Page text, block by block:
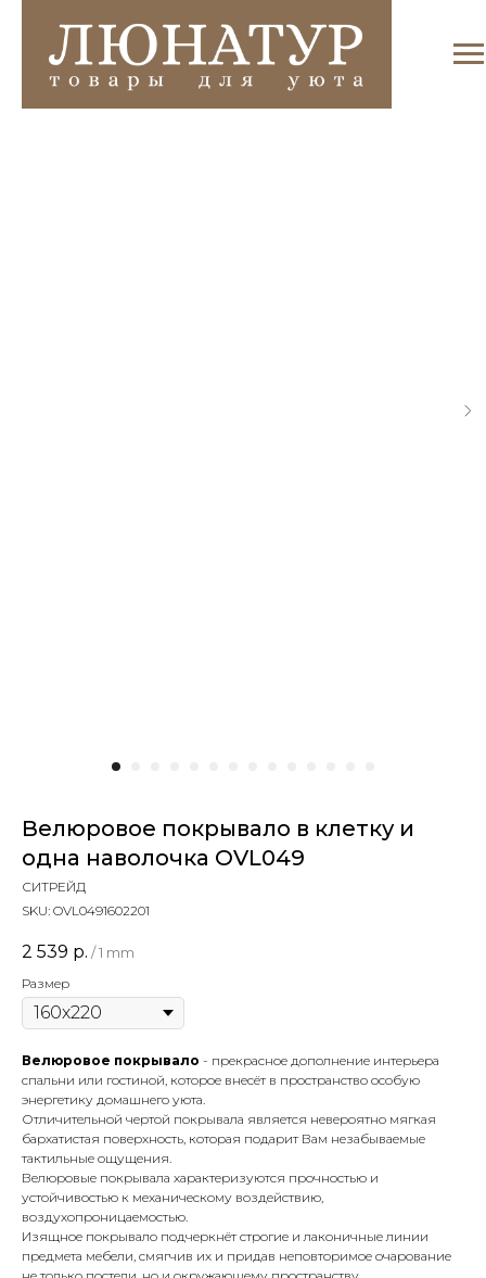
Велюровое покрывало в клетку и
одна наволочка OVL049
СИТРЕЙД
SKU: OVL0491602201
2 539 р. / 1 mm
Размер
Велюровое покрывало - прекрасное дополнение интерьера
спальни или гостиной, которое внесёт в пространство особую
энергетику домашнего уюта.
Отличительной чертой покрывала является невероятно мягкая
бархатистая поверхность, которая подарит Вам незабываемые
тактильные ощущения.
Велюровые покрывала характеризуются прочностью и
устойчивостью к механическому воздействию,
воздухопроницаемостью.
Изящное покрывало подчеркнёт строгие и лаконичные линии
предмета мебели, смягчив их и придав неповторимое очарование